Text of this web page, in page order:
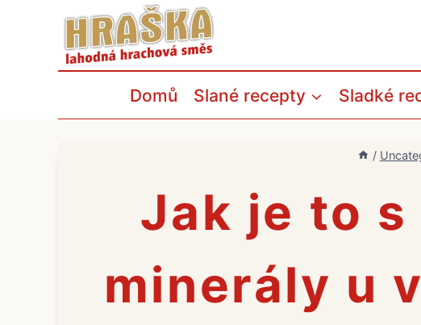
Domů Slané recepty Sladké
/
Jak je to
minerály u